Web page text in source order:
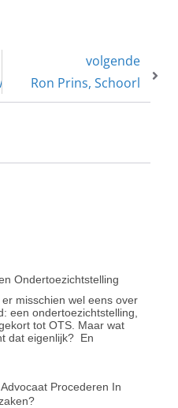
Niedorp
volgende
Ron Prins, Schoorl
Ondertoezichtstelling
misschien wel eens over
een ondertoezichtstelling,
tot OTS. Maar wat
dat eigenlijk? En
Procederen In